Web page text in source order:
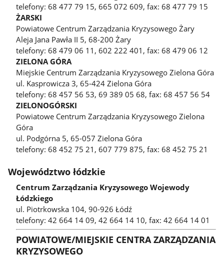
telefony: 68 477 79 15, 665 072 609, fax: 68 477 79 15
ŻARSKI
Powiatowe Centrum Zarządzania Kryzysowego Żary
Aleja Jana Pawła II 5, 68-200 Żary
telefony: 68 479 06 11, 602 222 401, fax: 68 479 06 12
ZIELONA GÓRA
Miejskie Centrum Zarządzania Kryzysowego Zielona Góra
ul. Kasprowicza 3, 65-424 Zielona Góra
telefony: 68 457 56 53, 69 389 05 68, fax: 68 457 56 54
ZIELONOGÓRSKI
Powiatowe Centrum Zarządzania Kryzysowego Zielona
Góra
ul. Podgórna 5, 65-057 Zielona Góra
telefony: 68 452 75 21, 607 779 875, fax: 68 452 75 21
Województwo łódzkie
Centrum Zarządzania Kryzysowego Wojewody
Łódzkiego
ul. Piotrkowska 104, 90-926 Łódź
telefony: 42 664 14 09, 42 664 14 10, fax: 42 664 14 01
POWIATOWE/MIEJSKIE CENTRA ZARZĄDZANIA
KRYZYSOWEGO